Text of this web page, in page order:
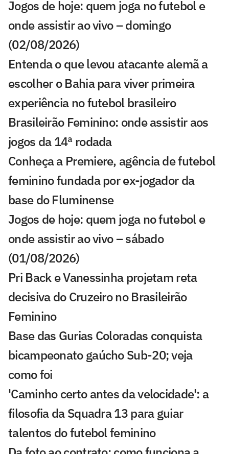
Jogos de hoje: quem joga no futebol e
onde assistir ao vivo – domingo
(02/08/2026)
Entenda o que levou atacante alemã a
escolher o Bahia para viver primeira
experiência no futebol brasileiro
Brasileirão Feminino: onde assistir aos
jogos da 14ª rodada
Conheça a Premiere, agência de futebol
feminino fundada por ex-jogador da
base do Fluminense
Jogos de hoje: quem joga no futebol e
onde assistir ao vivo – sábado
(01/08/2026)
Pri Back e Vanessinha projetam reta
decisiva do Cruzeiro no Brasileirão
Feminino
Base das Gurias Coloradas conquista
bicampeonato gaúcho Sub-20; veja
como foi
'Caminho certo antes da velocidade': a
filosofia da Squadra 13 para guiar
talentos do futebol feminino